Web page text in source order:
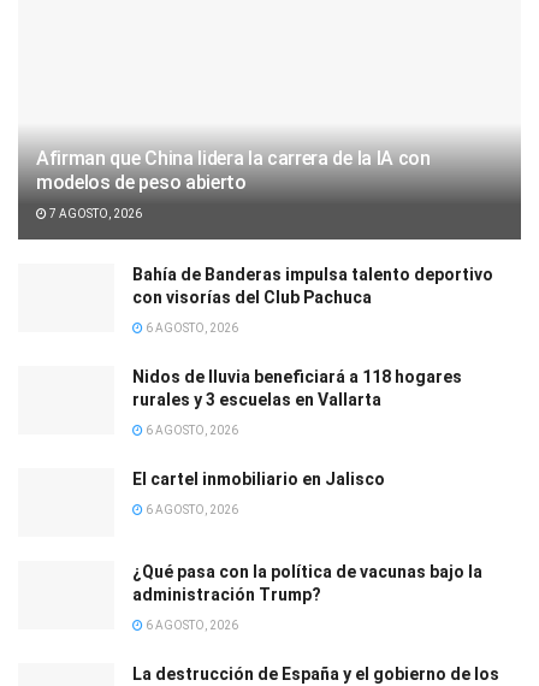
Afirman que China lidera la carrera de la IA con
modelos de peso abierto
7 AGOSTO, 2026
Bahía de Banderas impulsa talento deportivo
con visorías del Club Pachuca
6 AGOSTO, 2026
Nidos de lluvia beneficiará a 118 hogares
rurales y 3 escuelas en Vallarta
6 AGOSTO, 2026
El cartel inmobiliario en Jalisco
6 AGOSTO, 2026
¿Qué pasa con la política de vacunas bajo la
administración Trump?
6 AGOSTO, 2026
La destrucción de España y el gobierno de los